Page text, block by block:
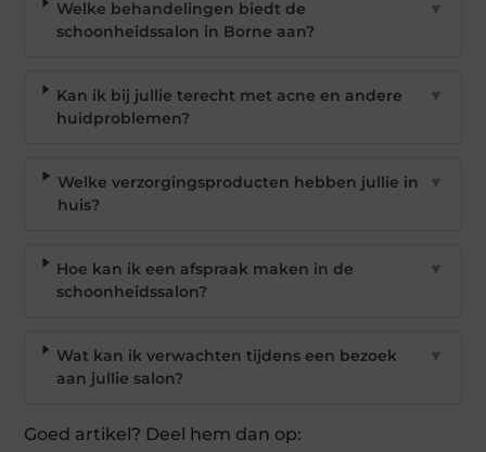
Welke behandelingen biedt de
schoonheidssalon in Borne aan?
▼
Kan ik bij jullie terecht met acne en andere
huidproblemen?
▼
Welke verzorgingsproducten hebben jullie in
huis?
▼
Hoe kan ik een afspraak maken in de
schoonheidssalon?
▼
Wat kan ik verwachten tijdens een bezoek
aan jullie salon?
▼
Goed artikel? Deel hem dan op: